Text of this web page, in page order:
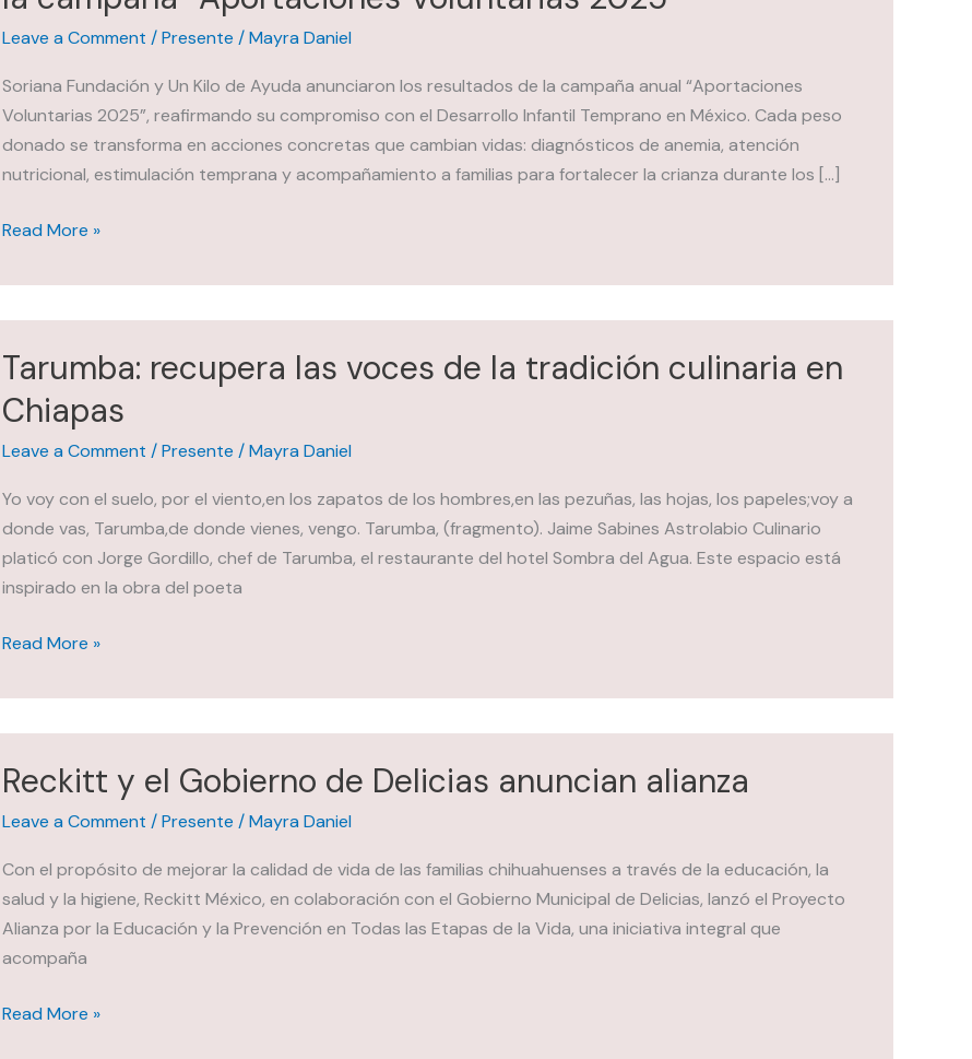
Leave a Comment /Presente /Mayra Daniel
Soriana Fundación y Un Kilo de Ayuda anunciaron los resultados de la campaña anual “Aportaciones
Voluntarias 2025”, reafirmando su compromiso con el Desarrollo Infantil Temprano en México. Cada peso
donado se transforma en acciones concretas que cambian vidas: diagnósticos de anemia, atención
nutricional, estimulación temprana y acompañamiento a familias para fortalecer la crianza durante los […]
Soriana
y
Un
de
Ayuda
éxito
la
campaña
“Aportaciones
2025″
Read More »
Tarumba: recupera las voces de la tradición culinaria en
Chiapas
Leave a Comment /Presente /Mayra Daniel
Yo voy con el suelo, por el viento,en los zapatos de los hombres,en las pezuñas, las hojas, los papeles;voy a
donde vas, Tarumba,de donde vienes, vengo. Tarumba, (fragmento). Jaime Sabines Astrolabio Culinario
platicó con Jorge Gordillo, chef de Tarumba, el restaurante del hotel Sombra del Agua. Este espacio está
inspirado en la obra del poeta
Tarumba:
las
voces
la
tradición
en
Chiapas
Read More »
Reckitt y el Gobierno de Delicias anuncian alianza
Leave a Comment /Presente /Mayra Daniel
Con el propósito de mejorar la calidad de vida de las familias chihuahuenses a través de la educación, la
salud y la higiene, Reckitt México, en colaboración con el Gobierno Municipal de Delicias, lanzó el Proyecto
Alianza por la Educación y la Prevención en Todas las Etapas de la Vida, una iniciativa integral que
acompaña
Reckitt
Read More »